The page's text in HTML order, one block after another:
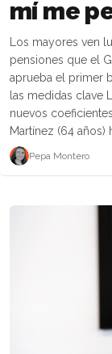
mí me
Los mayores ven
pensiones que el
aprueba el primer
las medidas clave Las trampas de la nueva jubilación anticipada:
nuevos coeficientes La gallega María Fernanda Sández
Martínez (64 años)
Pepa Montero